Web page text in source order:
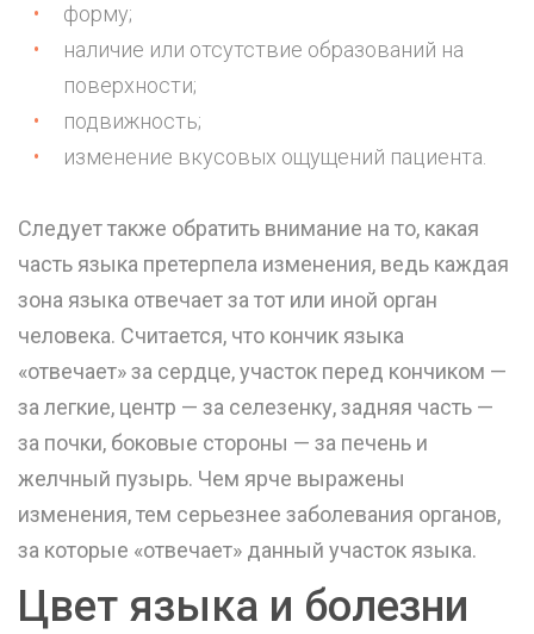
форму;
наличие или отсутствие образований на
поверхности;
подвижность;
изменение вкусовых ощущений пациента.
Следует также обратить внимание на то, какая
часть языка претерпела изменения, ведь каждая
зона языка отвечает за тот или иной орган
человека. Считается, что кончик языка
«отвечает» за сердце, участок перед кончиком —
за легкие, центр — за селезенку, задняя часть —
за почки, боковые стороны — за печень и
желчный пузырь. Чем ярче выражены
изменения, тем серьезнее заболевания органов,
за которые «отвечает» данный участок языка.
Цвет языка и болезни